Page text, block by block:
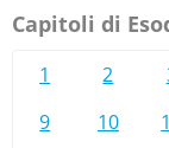
Capitoli di
1 2
9
10